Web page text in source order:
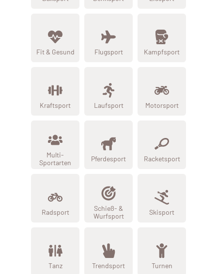
Fit & Gesund Flugsport Kampfsport
Kraftsport Laufsport Motorsport
Multi-
Sportarten
Pferdesport Racketsport
Radsport
Schieß- &
Wurfsport
Skisport
Tanz Trendsport Turnen